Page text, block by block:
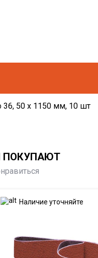
36, 50 x 1150 мм, 10 шт
ПОКУПАЮТ
Наличие уточняйте